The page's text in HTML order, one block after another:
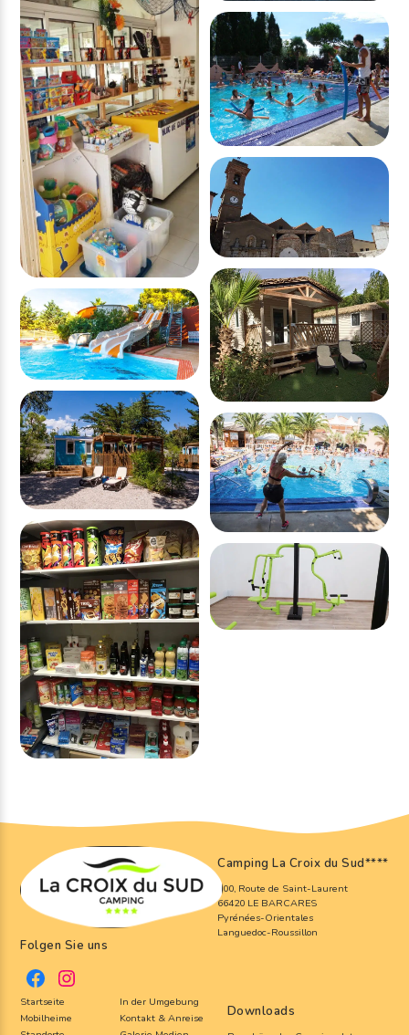
Folgen Sie uns
Camping La Croix du Sud****
800, Route de Saint-Laurent
66420 LE BARCARES
Pyrénées-Orientales
Languedoc-Roussillon
Startseite
Mobilheime
In der Umgebung
Kontakt & Anreise
Downloads